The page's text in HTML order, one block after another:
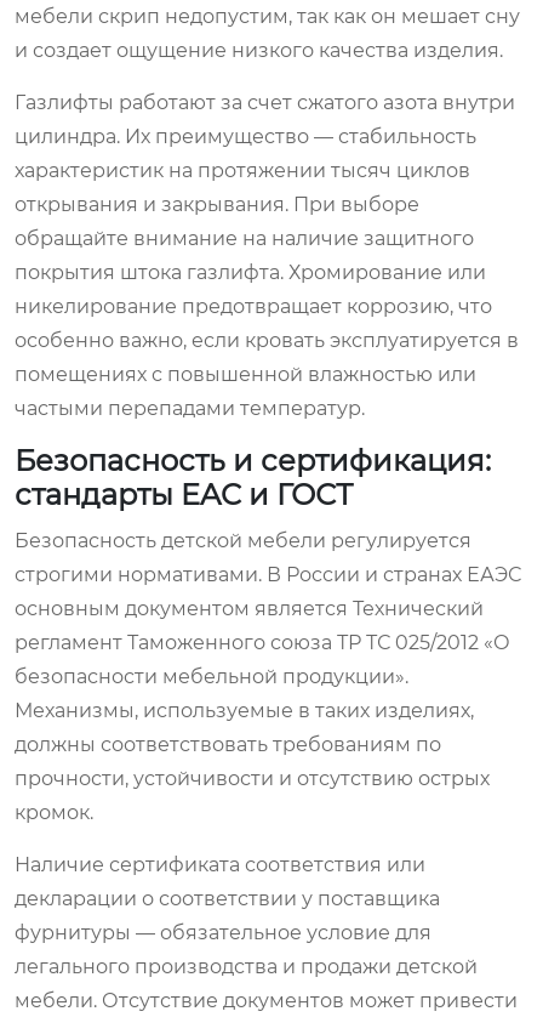
мебели скрип недопустим, так как он мешает сну
и создает ощущение низкого качества изделия.
Газлифты работают за счет сжатого азота внутри
цилиндра. Их преимущество — стабильность
характеристик на протяжении тысяч циклов
открывания и закрывания. При выборе
обращайте внимание на наличие защитного
покрытия штока газлифта. Хромирование или
никелирование предотвращает коррозию, что
особенно важно, если кровать эксплуатируется в
помещениях с повышенной влажностью или
частыми перепадами температур.
Безопасность и сертификация:
стандарты EAC и ГОСТ
Безопасность детской мебели регулируется
строгими нормативами. В России и странах ЕАЭС
основным документом является Технический
регламент Таможенного союза ТР ТС 025/2012 «О
безопасности мебельной продукции».
Механизмы, используемые в таких изделиях,
должны соответствовать требованиям по
прочности, устойчивости и отсутствию острых
кромок.
Наличие сертификата соответствия или
декларации о соответствии у поставщика
фурнитуры — обязательное условие для
легального производства и продажи детской
мебели. Отсутствие документов может привести